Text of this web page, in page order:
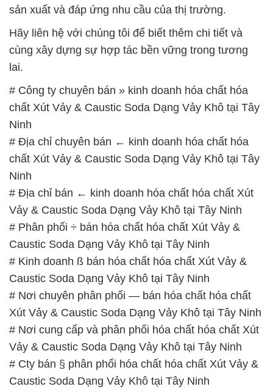
chất Xút Vảy & Caustic Soda Dạng Vảy Khô tại Tây
Ninh
# Địa chỉ bán ← kinh doanh hóa chất hóa chất Xút
Vảy & Caustic Soda Dạng Vảy Khô tại Tây Ninh
Caustic Soda Dạng Vảy Khô tại Tây Ninh
# Kinh doanh ß bán hóa chất hóa chất Xút Vảy &
Caustic Soda Dạng Vảy Khô tại Tây Ninh
# Nơi chuyên phân phối — bán hóa chất hóa chất
Xút Vảy & Caustic Soda Dạng Vảy Khô tại Tây Ninh
# Nơi cung cấp và phân phối hóa chất hóa chất Xút
Vảy & Caustic Soda Dạng Vảy Khô tại Tây Ninh
# Cty bán § phân phối hóa chất hóa chất Xút Vảy &
Caustic Soda Dạng Vảy Khô tại Tây Ninh
# Bán ( phân phối ) hóa chất hóa chất Xút Vảy &
Caustic Soda Dạng Vảy Khô tại Tây Ninh
# Nơi cung ứng • bán hóa chất hóa chất Xút Vảy &
Caustic Soda Dạng Vảy Khô tại Tây Ninh
# Đơn vị phân phối ƒ thương mại hóa chất hóa chất
Xút Vảy & Caustic Soda Dạng Vảy Khô tại Tây Ninh
📞PHÒNG KINH DOANH – CÔNG TY HÓA CHẤT